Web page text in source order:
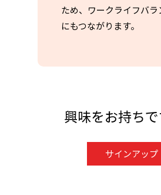
ため、ワークライフバ
にもつながります。
興味をお持ちで
サインアップ